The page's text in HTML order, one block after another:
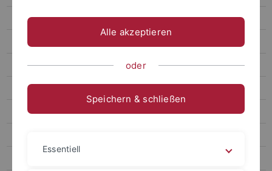
Briefbogen
Visitenkarten
Alle akzeptieren
oder
Speichern & schließen
Essentiell